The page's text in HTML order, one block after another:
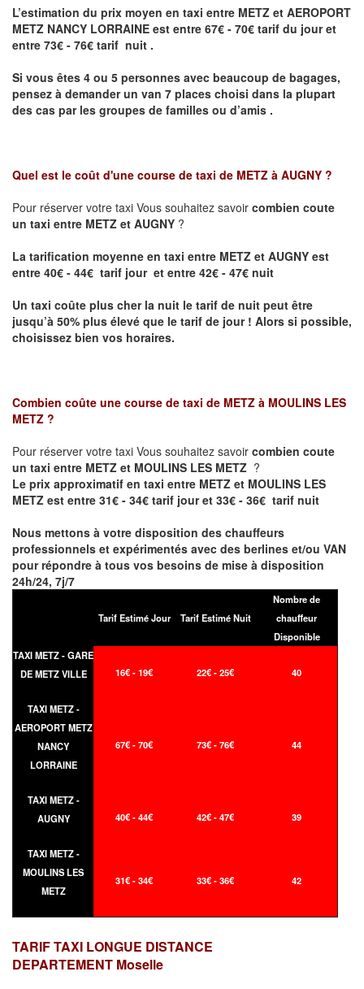
L’estimation du prix moyen en taxi entre METZ et AEROPORT
METZ NANCY LORRAINE est entre 67€ - 70€ tarif du jour et
entre 73€ - 76€ tarif nuit .
Si vous êtes 4 ou 5 personnes avec beaucoup de bagages,
pensez à demander un van 7 places choisi dans la plupart
des cas par les groupes de familles ou d’amis .
Quel est le coût d'une course de taxi de METZ à AUGNY ?
Pour réserver votre taxi Vous souhaitez savoir combien coute
un taxi entre METZ et AUGNY ?
La tarification moyenne en taxi entre METZ et AUGNY est
entre 40€ - 44€ tarif jour et entre 42€ - 47€ nuit
Un taxi coûte plus cher la nuit le tarif de nuit peut être
jusqu’à 50% plus élevé que le tarif de jour ! Alors si possible,
choisissez bien vos horaires.
Combien coûte une course de taxi de METZ à MOULINS LES
METZ ?
Pour réserver votre taxi Vous souhaitez savoir combien coute
un taxi entre METZ et MOULINS LES METZ ?
Le prix approximatif en taxi entre METZ et MOULINS LES
METZ est entre 31€ - 34€ tarif jour et 33€ - 36€ tarif nuit
Nous mettons à votre disposition des chauffeurs
professionnels et expérimentés avec des berlines et/ou VAN
pour répondre à tous vos besoins de mise à disposition
24h/24, 7j/7
Tarif Estimé Jour Tarif Estimé Nuit
Nombre de
chauffeur
Disponible
TAXI METZ - GARE
DE METZ VILLE
16€ - 19€ 22€ - 25€ 40
TAXI METZ -
AEROPORT METZ
NANCY
LORRAINE
67€ - 70€ 73€ - 76€ 44
TAXI METZ -
AUGNY
40€ - 44€ 42€ - 47€ 39
TAXI METZ -
MOULINS LES
METZ
31€ - 34€ 33€ - 36€ 42
TARIF TAXI LONGUE DISTANCE
DEPARTEMENT Moselle